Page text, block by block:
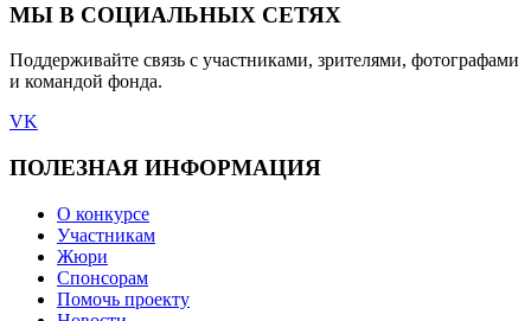
МЫ В СОЦИАЛЬНЫХ СЕТЯХ
Поддерживайте связь с участниками, зрителями, фотографами
и командой фонда.
VK
ПОЛЕЗНАЯ ИНФОРМАЦИЯ
О конкурсе
Участникам
Жюри
Спонсорам
Помочь проекту